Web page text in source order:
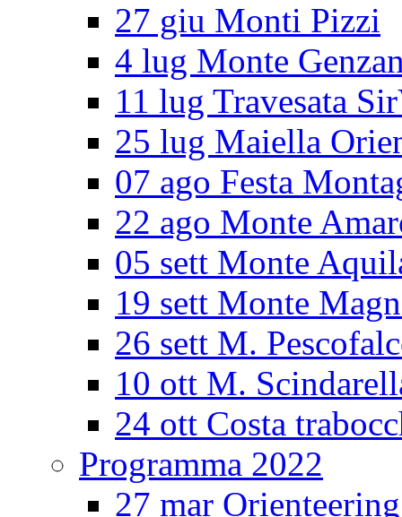
27 giu Monti Pizzi
4 lug Monte
11 lug Travesata
25 lug Maiella
07 ago Festa
22 ago Monte
05 sett Monte
19 sett Monte
26 sett M.
10 ott M.
24 ott Costa
Programma 2022
27 mar Orienteering